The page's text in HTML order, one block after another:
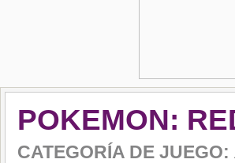
POKEMON:
CATEGORÍA DE JUEGO: